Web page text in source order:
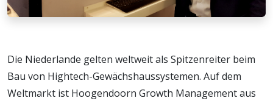
Die Niederlande gelten weltweit als Spitzenreiter beim
Bau von Hightech-Gewächshaussystemen. Auf dem
Weltmarkt ist Hoogendoorn Growth Management aus